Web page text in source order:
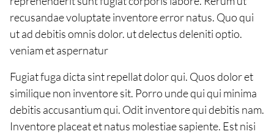
recusandae voluptate inventore error natus. Quo qui
ut ad debitis omnis dolor. ut delectus deleniti optio.
veniam et aspernatur
Fugiat fuga dicta sint repellat dolor qui. Quos dolor et
similique non inventore sit. Porro unde qui qui minima
debitis accusantium qui. Odit inventore qui debitis nam.
Inventore placeat et natus molestiae sapiente. Est nisi